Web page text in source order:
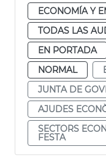
ECONOMÍA Y
TODAS LAS
EN PORTADA
NORMAL
JUNTA DE
AJUDES
SECTORS
FESTA